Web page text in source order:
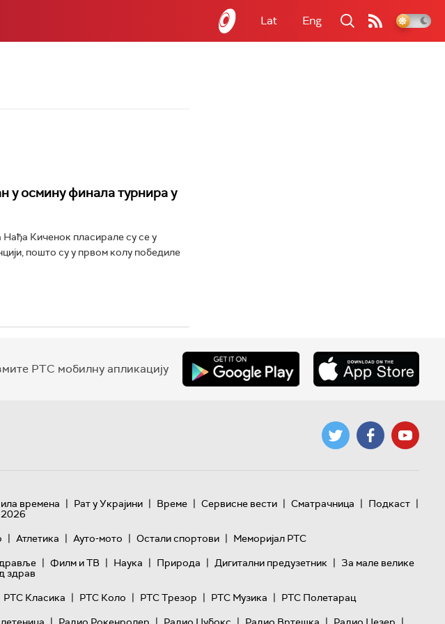
Lat Eng
у осмину финала турнира у
Киченок пласирале су се у
пошто су у првом колу победиле
РТС мобилну апликацију
времена | Рат у Украјини | Време | Сервисне вести | Сматрачница | Подкаст |
2026
| Атлетика | Ауто-мото | Остали спортови | Меморијал РТС
| Филм и ТВ | Наука | Природа | Дигитални предузетник | За мале велике
здрав
РТС Класика | РТС Коло | РТС Трезор | РТС Музика | РТС Полетарац